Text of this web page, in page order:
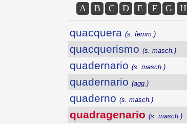
A B C D E F G H
quacquera (s. femm.)
quacquerismo (s. masch.)
quadernario (s. masch.)
quadernario (agg.)
quaderno (s. masch.)
quadragenario (s. masch.)